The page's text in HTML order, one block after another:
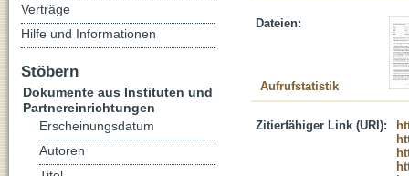
Dateien:
Aufrufstatistik
Zitierfähiger Link (URI):
Verträge
Hilfe und Informationen
Stöbern
Dokumente aus Instituten und
Partnereinrichtungen
Erscheinungsdatum
Autoren